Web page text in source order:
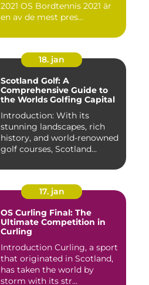
2021 OS Bordtennis 2021 är
en av de mest pres...
18. jan
Scotland Golf: A
Comprehensive Guide to
the Worlds Golfing Capital
Introduction: With its
stunning landscapes, rich
history, and world-renowned
golf courses, Scotland...
17. jan
OS Curling Final: The
Ultimate Competition in
Curling
Introduction Curling, a sport
that originated in Scotland,
has taken the world by
storm with its str...